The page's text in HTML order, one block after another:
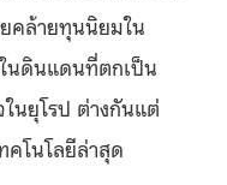
คล้ายทุนนิยมใน
นดินแดนที่ตกเป็น
นยุโรป ต่างกันแต่
คโนโลยีล่าสุด